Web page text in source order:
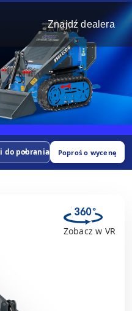
Znajdź dealera
do pobrania Poproś o wycenę
Zobacz w VR